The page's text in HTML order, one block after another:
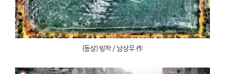
(동상) 빙하 / 남상우 作